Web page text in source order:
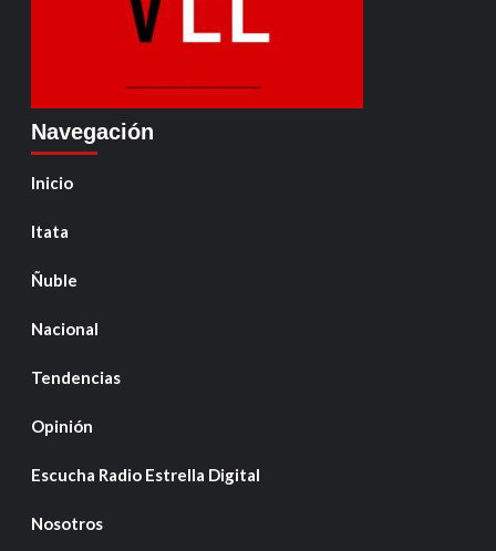
Navegación
Inicio
Itata
Ñuble
Nacional
Tendencias
Opinión
Escucha Radio Estrella Digital
Nosotros